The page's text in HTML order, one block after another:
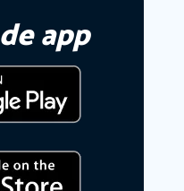
de app